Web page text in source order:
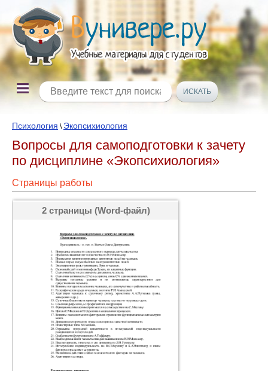
Психология \ Экопсихиология
Вопросы для самоподготовки к зачету
по дисциплине «Экопсихиология»
Страницы работы
2 страницы (Word-файл)